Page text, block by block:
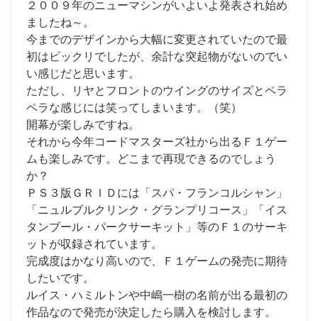
２００９年のニューマシンがいよいよ発表され始め
ましたね～。
今までのデザインから大幅に変更されていたので最
初はビックリでしたが、余計な突起物がないのでい
い感じだと思います。
ただし、リヤとフロントのウイングのサイズとペラ
ペラな感じには笑ってしまいます。（笑）
開幕が楽しみですね。
それから今年コードマスターズ社から出るＦ１ゲー
ムも楽しみです。どこまで再現できるのでしょう
か？
ＰＳ３版ＧＲＩＤには「スパ・フランコルシャン」
「ニュルブルクリンク・グランプリコース」「イス
タンブール・パークサーキット」等のＦ１のサーキ
ットが収録されています。
完成度はかなり高いので、Ｆ１ゲームの発売に期待
したいです。
ルイス・ハミルトンや中嶋一樹の名前が出る最初の
作品なので発売が決定したら購入を検討します。